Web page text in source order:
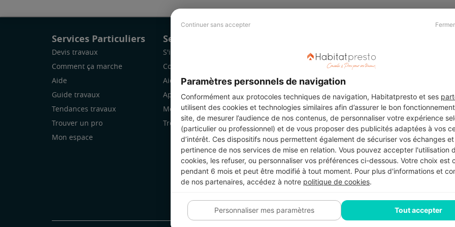
Continuer sans accepter
Paramètres personnels de navigation
Conformément aux protocoles techniques de navigation, Habitatpresto et ses
utilisent des cookies et technologies similaires afin d’assurer le bon
site, de mesurer l’audience de nos contenus, de personnaliser votre expérience
(particulier ou professionnel) et de vous proposer des publicités adaptées à vos
d’intérêt. Ces dispositifs nous permettent également de sécuriser vos échanges
pertinence de nos services de mise en relation. Vous pouvez accepter l'utilisation
cookies, les refuser, ou personnaliser vos préférences ci-dessous. Votre choix est
pendant 6 mois et peut être modifié à tout moment. Pour plus d'informations et
de nos partenaires, accédez à notre politique de cookies.
Personnaliser mes paramètres Tout accepter
Services Particuliers
Devis travaux
Comment ça marche
Aide
Guide travaux
Tendances travaux
Trouver un pro
Mon espace
Services Pro
S'inscrire
Comment ça marche
Aide
Application Mobile
Mon espace
Trouver des chantiers
Revue de presse
Légal
Charte cookies
Suivez-nous